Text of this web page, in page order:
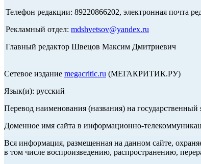
Телефон редакции: 89220866202, электронная почта
Рекламный отдел: mdshvetsov@yandex.ru
Главный редактор Швецов Максим Дмитриевич
Сетевое издание megacritic.ru (МЕГАКРИТИК.РУ)
Язык(и): русский
Перевод наименования (названия) на
Доменное имя сайта в информационно-
Вся информация, размещенная на данном сайте,
в том числе воспроизведению, распространению,